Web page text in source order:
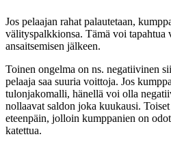
Jos pelaajan rahat palautetaan,
välityspalkkionsa. Tämä voi tapahtua
ansaitsemisen jälkeen.
Toinen ongelma on ns. negatiivinen
pelaaja saa suuria voittoja. Jos
tulonjakomalli, hänellä voi olla
nollaavat saldon joka kuukausi.
eteenpäin, jolloin kumppanien on
katettua.